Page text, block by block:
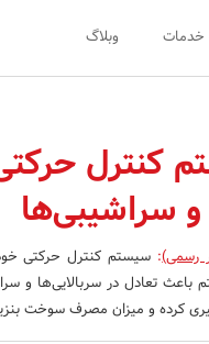
خدمات وبلاگ
کنترل
و سراشیبی‌ها
رسمی): سیستم کنترل حرکتی
باعث تعادل در سربالایی‌ها و
کرده و میزان مصرف سوخت